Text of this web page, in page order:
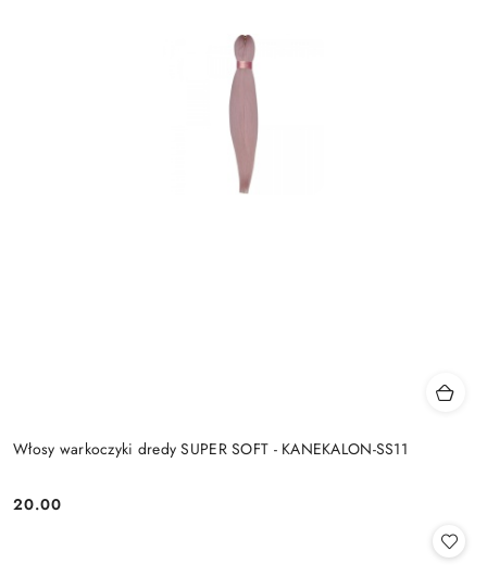
Włosy warkoczyki dredy SUPER SOFT - KANEKALON-SS11
Cena:
20.00